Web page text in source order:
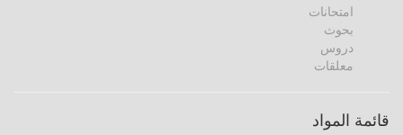
امتحانات
بحوث
دروس
معلقات
قائمة المواد